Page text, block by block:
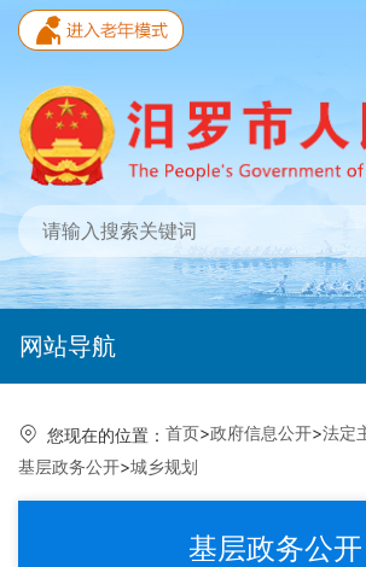
网站导航
您现在的位置： 首页>政府信息公开>法定
基层政务公开>城乡规划
基层政务公开